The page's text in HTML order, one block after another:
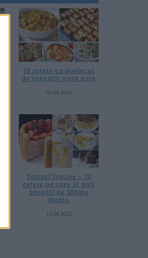
10 rețete cu dovlecei
de pregătit vara asta
04.08.2026
Torturi festive – 10
rețete pe care le poți
pregăti de Sfânta
Maria
13.08.2025